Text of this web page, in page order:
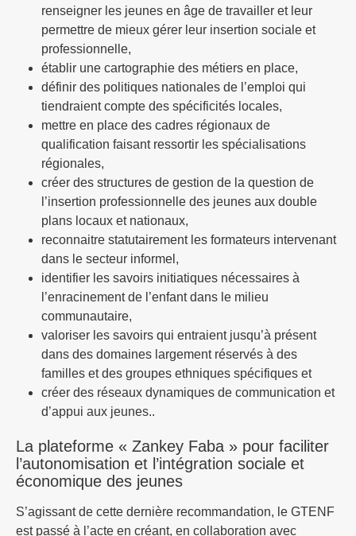
renseigner les jeunes en âge de travailler et leur
permettre de mieux gérer leur insertion sociale et
professionnelle,
établir une cartographie des métiers en place,
définir des politiques nationales de l’emploi qui
tiendraient compte des spécificités locales,
mettre en place des cadres régionaux de
qualification faisant ressortir les spécialisations
régionales,
créer des structures de gestion de la question de
l’insertion professionnelle des jeunes aux double
plans locaux et nationaux,
reconnaitre statutairement les formateurs intervenant
dans le secteur informel,
identifier les savoirs initiatiques nécessaires à
l’enracinement de l’enfant dans le milieu
communautaire,
valoriser les savoirs qui entraient jusqu’à présent
dans des domaines largement réservés à des
familles et des groupes ethniques spécifiques et
créer des réseaux dynamiques de communication et
d’appui aux jeunes..
La plateforme « Zankey Faba » pour faciliter
l’autonomisation et l’intégration sociale et
économique des jeunes
S’agissant de cette dernière recommandation, le GTENF
est passé à l’acte en créant, en collaboration avec